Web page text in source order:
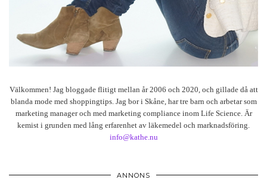
Välkommen! Jag bloggade flitigt mellan år 2006 och 2020, och gillade då att
blanda mode med shoppingtips. Jag bor i Skåne, har tre barn och arbetar som
marketing manager och med marketing compliance inom Life Science. Är
kemist i grunden med lång erfarenhet av läkemedel och marknadsföring.
info@kathe.nu
ANNONS